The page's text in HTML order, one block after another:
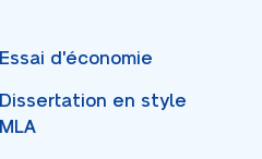
Essai d'économie
Dissertation en style
MLA